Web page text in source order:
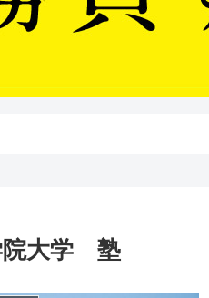
院大学 塾